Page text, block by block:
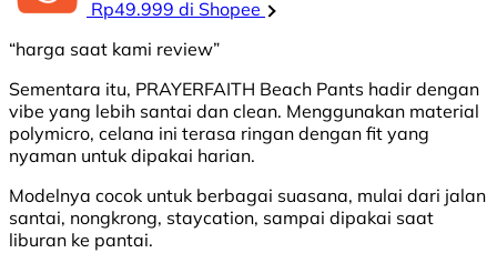
Rp49.999 di Shopee
“harga saat kami review”
Sementara itu, PRAYERFAITH Beach Pants hadir dengan
vibe yang lebih santai dan clean. Menggunakan material
polymicro, celana ini terasa ringan dengan fit yang
nyaman untuk dipakai harian.
Modelnya cocok untuk berbagai suasana, mulai dari jalan
santai, nongkrong, staycation, sampai dipakai saat
liburan ke pantai.